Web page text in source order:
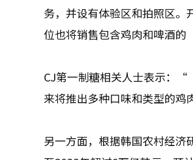
务，并设有体验区和拍照区。
位也将销售包含鸡肉和啤酒
CJ第一制糖相关人士表示：
来将推出多种口味和类型的鸡
另一方面，根据韩国农村经济